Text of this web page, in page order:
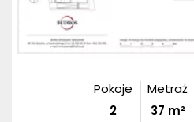
Pokoje
2
Metraż
37 m²